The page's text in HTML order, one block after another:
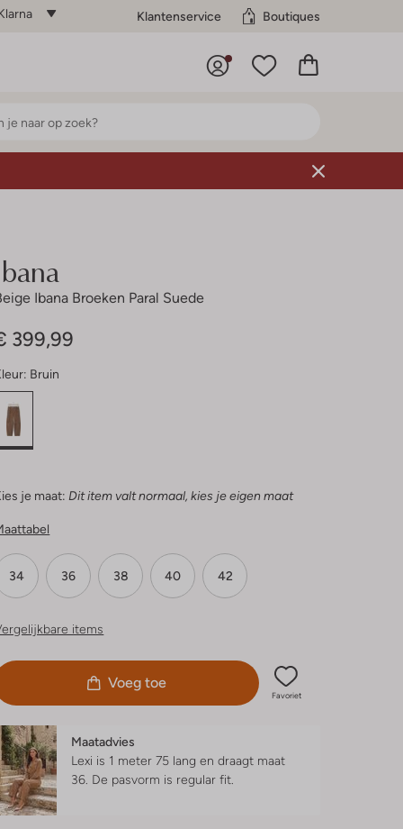
Klantenservice Boutiques
Ibana Broeken Paral Suede
399,99
Bruin
je maat: Dit item valt normaal, kies je eigen maat
34 36 38 40 42
items
Voeg toe
Favoriet
Maatadvies
Lexi is 1 meter 75 lang en draagt maat
36. De pasvorm is regular fit